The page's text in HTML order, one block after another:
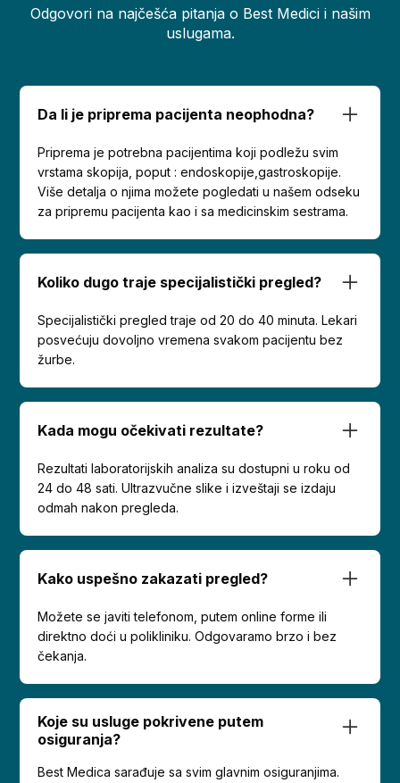
Odgovori na najčešća pitanja o Best Medici i našim
uslugama.
Da li je priprema pacijenta neophodna?
Priprema je potrebna pacijentima koji podležu svim
vrstama skopija, poput : endoskopije,gastroskopije.
Više detalja o njima možete pogledati u našem odseku
za pripremu pacijenta kao i sa medicinskim sestrama.
Koliko dugo traje specijalistički pregled?
Specijalistički pregled traje od 20 do 40 minuta. Lekari
posvećuju dovoljno vremena svakom pacijentu bez
žurbe.
Kada mogu očekivati rezultate?
Rezultati laboratorijskih analiza su dostupni u roku od
24 do 48 sati. Ultrazvučne slike i izveštaji se izdaju
odmah nakon pregleda.
Kako uspešno zakazati pregled?
Možete se javiti telefonom, putem online forme ili
direktno doći u polikliniku. Odgovaramo brzo i bez
čekanja.
Koje su usluge pokrivene putem
osiguranja?
Best Medica sarađuje sa svim glavnim osiguranjima.